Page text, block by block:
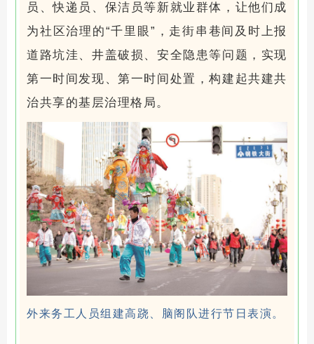
员、快递员、保洁员等新就业群体，让他们成
为社区治理的“千里眼”，走街串巷间及时上报
道路坑洼、井盖破损、安全隐患等问题，实现
第一时间发现、第一时间处置，构建起共建共
治共享的基层治理格局。
外来务工人员组建高跷、脑阁队进行节日表演。